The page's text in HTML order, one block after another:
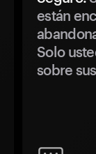
están
Solo
sobre